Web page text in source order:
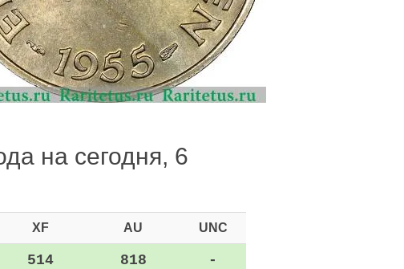
на сегодня, 6
XF AU UNC
514 818 -